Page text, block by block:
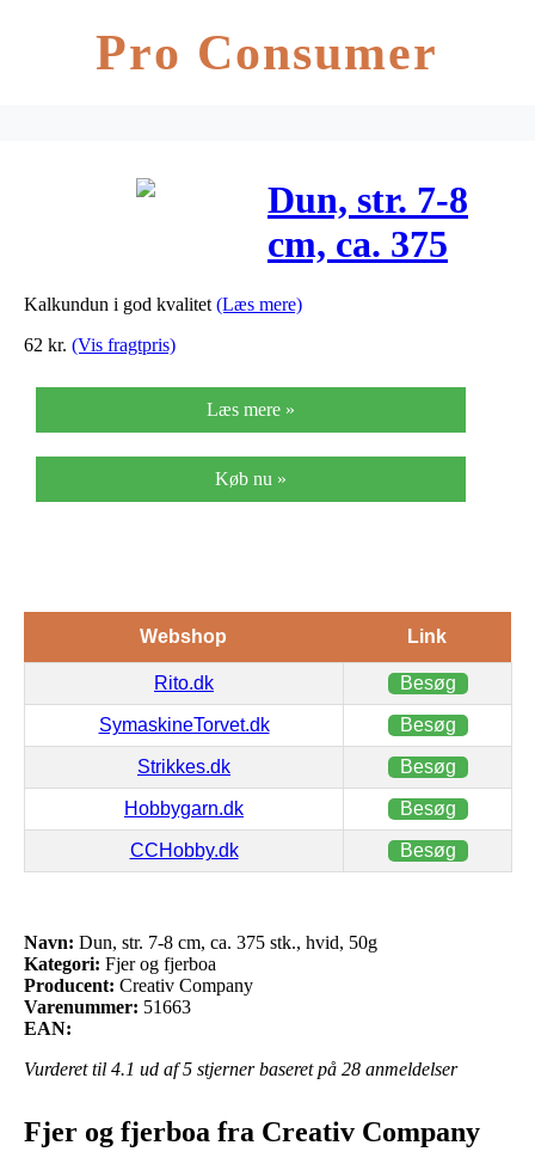
Pro Consumer
Dun, str. 7-8
cm, ca. 375
stk., hvid, 50g
Kalkundun i god kvalitet (Læs mere)
62 kr. (Vis fragtpris)
Læs mere »
Køb nu »
Webshop Link
Rito.dk Besøg
SymaskineTorvet.dk Besøg
Strikkes.dk Besøg
Hobbygarn.dk Besøg
CCHobby.dk Besøg
Navn: Dun, str. 7-8 cm, ca. 375 stk., hvid, 50g
Kategori: Fjer og fjerboa
Producent: Creativ Company
Varenummer: 51663
EAN:
Vurderet til 4.1 ud af 5 stjerner baseret på 28 anmeldelser
Fjer og fjerboa fra Creativ Company